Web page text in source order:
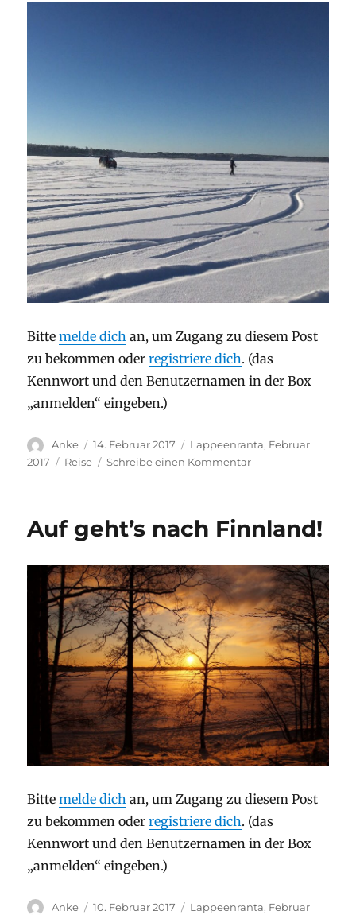
Bittemelde dich an, um Zugang zu diesem Post
zu bekommen oderregistriere dich. (das
Kennwort und den Benutzernamen in der Box
„anmelden“ eingeben.)
Autor
Anke
Veröffentlicht
am
14. Februar 2017 Stay
Lappeenranta, Februar
2017
Kategorien
Reise Schreibe einen Kommentarzu
Auf geht’s nach Finnland!
Bittemelde dich an, um Zugang zu diesem Post
zu bekommen oderregistriere dich. (das
Kennwort und den Benutzernamen in der Box
„anmelden“ eingeben.)
Autor
Anke Veröffentlicht
10. Februar 2017 Stay
Lappeenranta, Februar